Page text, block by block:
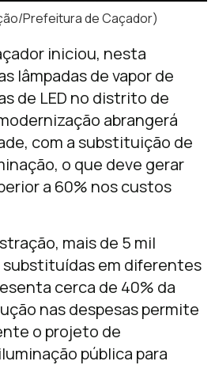
Prefeitura de Caçador)
iniciou, nesta
lâmpadas de vapor de
de LED no distrito de
abrangerá
com a substituição de
o que deve gerar
a 60% nos custos
mais de 5 mil
substituídas em diferentes
cerca de 40% da
nas despesas permite
o projeto de
pública para